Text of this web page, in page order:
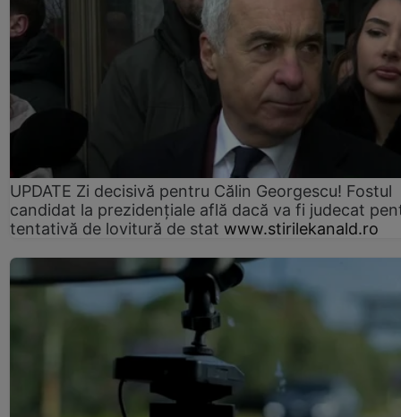
UPDATE Zi decisivă pentru Călin Georgescu! Fostul
candidat la prezidențiale află dacă va fi judecat
tentativă de lovitură de stat www.stirilekanald.ro